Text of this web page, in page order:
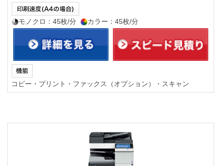
モノクロ：45枚/分 カラー：45枚/分
コピー・プリント・ファックス（オプション）・スキャン